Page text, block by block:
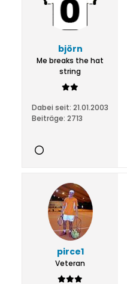
björn
Me breaks the hat
string
Dabei seit: 21.01.2003
Beiträge: 2713
pirce1
Veteran